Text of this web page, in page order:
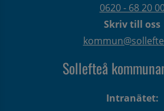
0620 - 68 20
Skriv till oss
Sollefteå
Intranätet: